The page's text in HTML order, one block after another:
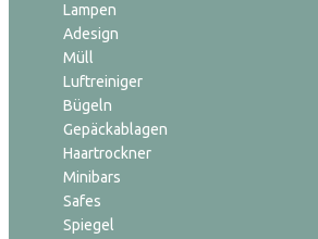
Lampen
Adesign
Müll
Luftreiniger
Bügeln
Gepäckablagen
Haartrockner
Minibars
Safes
Spiegel